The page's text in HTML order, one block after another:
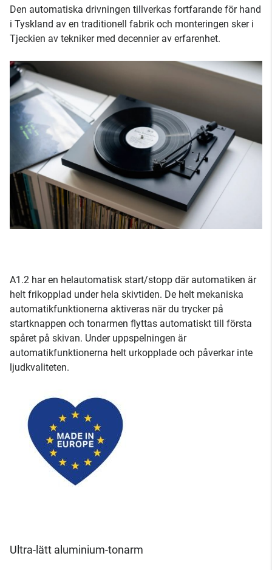
Den automatiska drivningen tillverkas fortfarande för hand
i Tyskland av en traditionell fabrik och monteringen sker i
Tjeckien av tekniker med decennier av erfarenhet.
A1.2 har en helautomatisk start/stopp där automatiken är
helt frikopplad under hela skivtiden. De helt mekaniska
automatikfunktionerna aktiveras när du trycker på
startknappen och tonarmen flyttas automatiskt till första
spåret på skivan. Under uppspelningen är
automatikfunktionerna helt urkopplade och påverkar inte
ljudkvaliteten.
Ultra-lätt aluminium-tonarm